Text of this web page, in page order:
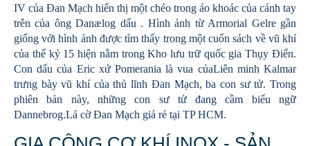
IV của Đan Mạch hiển thị một chéo trong áo khoác của cánh tay
trên của ông Danælog dấu . Hình ảnh từ Armorial Gelre gần
giống với hình ảnh được tìm thấy trong một cuốn sách về vũ khí
của thế kỷ 15 hiện nằm trong Kho lưu trữ quốc gia Thụy Điển.
Con dấu của Eric xứ Pomerania là vua củaLiên minh Kalmar
trưng bày vũ khí của thủ lĩnh Đan Mạch, ba con sư tử. Trong
phiên bản này, những con sư tử đang cầm biểu ngữ
Dannebrog.Lá cờ Đan Mạch giá rẻ tại TP HCM.